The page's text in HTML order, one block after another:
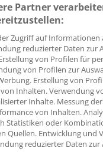
zum Thema
blicken Sie
der
einem Blick auf
Partner
Zugriff auf Informationen
reduzierter Daten zur
von Profilen für
von Profilen zur
Erstellung von
Inhalten. Verwendung
Inhalte. Messung
von Inhalten.
Statistiken oder
Quellen. Entwicklung und
reduzierter Daten zur